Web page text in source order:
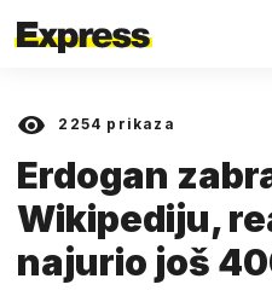
2254 prikaza
Erdogan
Wikipediju,
najurio još